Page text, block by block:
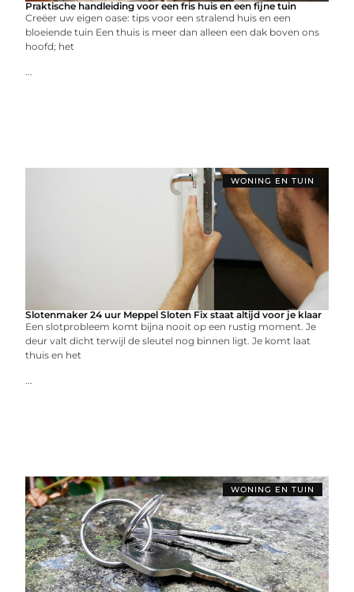
Praktische handleiding voor een fris huis en een fijne tuin
Creëer uw eigen oase: tips voor een stralend huis en een
bloeiende tuin Een thuis is meer dan alleen een dak boven ons
hoofd; het
...
WONING EN TUIN
Slotenmaker 24 uur Meppel Sloten Fix staat altijd voor je klaar
Een slotprobleem komt bijna nooit op een rustig moment. Je
deur valt dicht terwijl de sleutel nog binnen ligt. Je komt laat
thuis en het
...
WONING EN TUIN